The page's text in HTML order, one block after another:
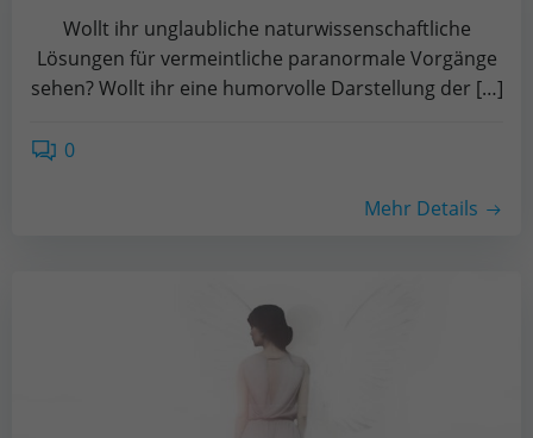
Wollt ihr unglaubliche naturwissenschaftliche
Lösungen für vermeintliche paranormale Vorgänge
sehen? Wollt ihr eine humorvolle Darstellung der […]
0
Mehr Details